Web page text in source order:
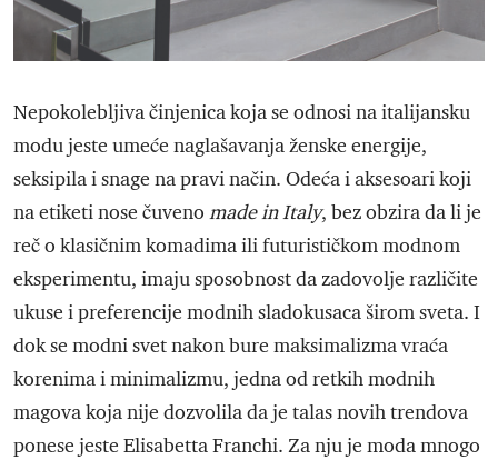
Nepokolebljiva činjenica koja se odnosi na italijansku
modu jeste umeće naglašavanja ženske energije,
seksipila i snage na pravi način. Odeća i aksesoari koji
na etiketi nose čuveno made in Italy, bez obzira da li je
reč o klasičnim komadima ili futurističkom modnom
eksperimentu, imaju sposobnost da zadovolje različite
ukuse i preferencije modnih sladokusaca širom sveta. I
dok se modni svet nakon bure maksimalizma vraća
korenima i minimalizmu, jedna od retkih modnih
magova koja nije dozvolila da je talas novih trendova
ponese jeste Elisabetta Franchi. Za nju je moda mnogo